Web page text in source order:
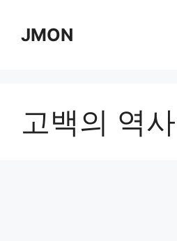
contentJMON
고백의 역사